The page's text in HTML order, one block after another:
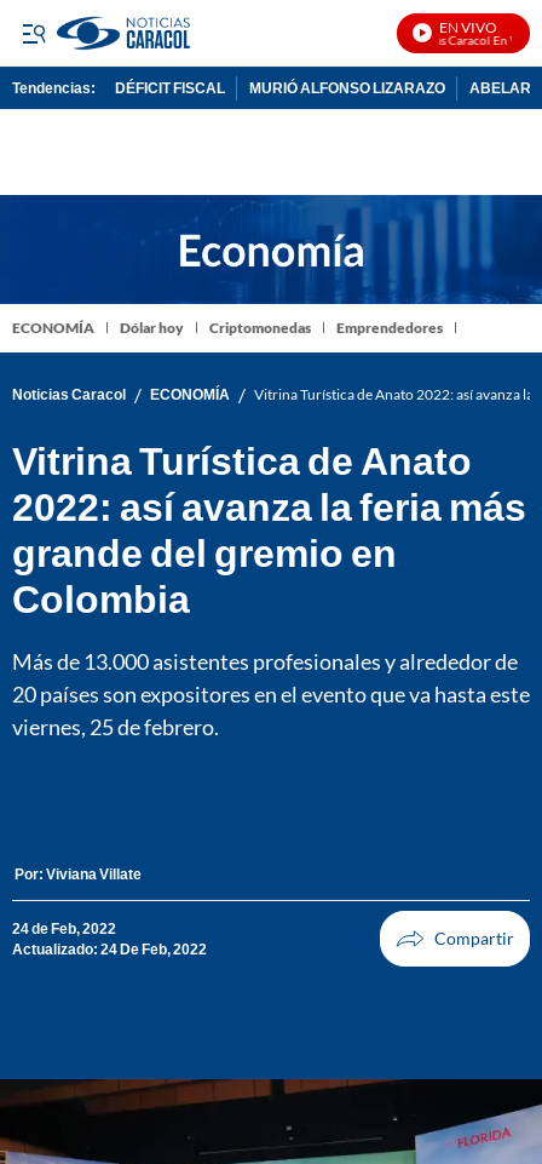
EN VIVO
Noticias Caracol En Vivo
Tendencias: DÉFICIT FISCAL MURIÓ ALFONSO LIZARAZO
ECONOMÍA Dólar hoy Criptomonedas Emprendedores
Noticias Caracol / ECONOMÍA / Vitrina Turística de Anato 2022: así avanza la
Vitrina Turística de Anato
2022: así avanza la feria más
grande del gremio en
Colombia
Más de 13.000 asistentes profesionales y alrededor de
20 países son expositores en el evento que va hasta este
viernes, 25 de febrero.
Por: Viviana Villate
24 de Feb, 2022
Actualizado: 24 De Feb, 2022